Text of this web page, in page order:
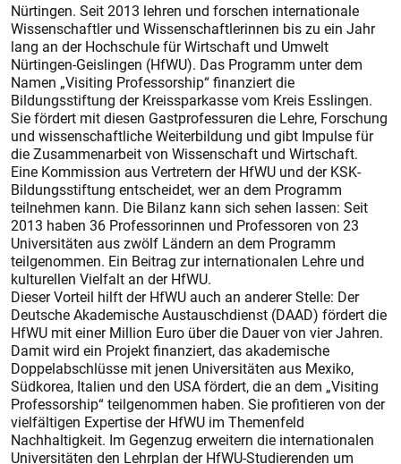
Nürtingen. Seit 2013 lehren und forschen internationale
Wissenschaftler und Wissenschaftlerinnen bis zu ein Jahr
lang an der Hochschule für Wirtschaft und Umwelt
Nürtingen-Geislingen (HfWU). Das Programm unter dem
Namen „Visiting Professorship“ finanziert die
Bildungsstiftung der Kreissparkasse vom Kreis Esslingen.
Sie fördert mit diesen Gastprofessuren die Lehre, Forschung
und wissenschaftliche Weiterbildung und gibt Impulse für
die Zusammenarbeit von Wissenschaft und Wirtschaft.
Eine Kommission aus Vertretern der HfWU und der KSK-
Bildungsstiftung entscheidet, wer an dem Programm
teilnehmen kann. Die Bilanz kann sich sehen lassen: Seit
2013 haben 36 Professorinnen und Professoren von 23
Universitäten aus zwölf Ländern an dem Programm
teilgenommen. Ein Beitrag zur internationalen Lehre und
kulturellen Vielfalt an der HfWU.
Dieser Vorteil hilft der HfWU auch an anderer Stelle: Der
Deutsche Akademische Austauschdienst (DAAD) fördert die
HfWU mit einer Million Euro über die Dauer von vier Jahren.
Damit wird ein Projekt finanziert, das akademische
Doppelabschlüsse mit jenen Universitäten aus Mexiko,
Südkorea, Italien und den USA fördert, die an dem „Visiting
Professorship“ teilgenommen haben. Sie profitieren von der
vielfältigen Expertise der HfWU im Themenfeld
Nachhaltigkeit. Im Gegenzug erweitern die internationalen
Universitäten den Lehrplan der HfWU-Studierenden um